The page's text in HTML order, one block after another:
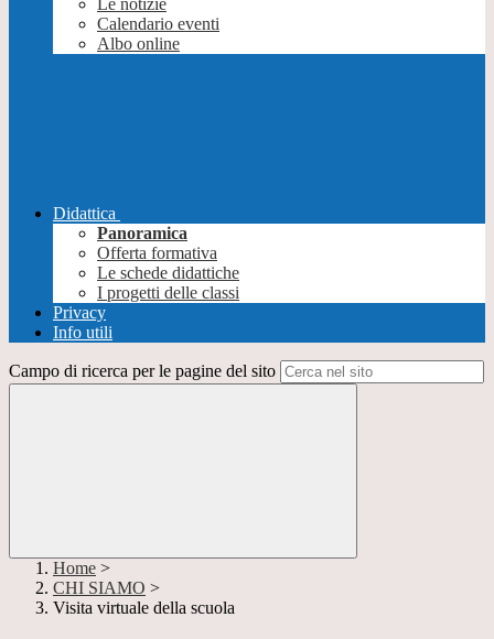
Le notizie
Calendario eventi
Albo online
Didattica
Panoramica
Offerta formativa
Le schede didattiche
I progetti delle classi
Privacy
Info utili
Campo di ricerca per le pagine del sito
Home >
CHI SIAMO >
Visita virtuale della scuola